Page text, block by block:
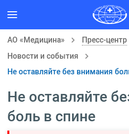
АО «Медицина»
Пресс-центр
Новости и события
Не оставляйте без внимания
Не оставляйте
боль в спине